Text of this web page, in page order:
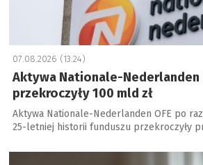
07.08.2026 (13:24)
Aktywa Nationale-Nederlanden
przekroczyły 100 mld zł
Aktywa Nationale-Nederlanden OFE po
25-letniej historii funduszu przekroczyły
a